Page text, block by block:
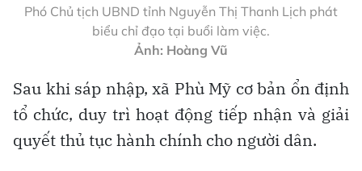
Phó Chủ tịch UBND tỉnh Nguyễn Thị Thanh Lịch phát
biểu chỉ đạo tại buổi làm việc.
Ảnh: Hoàng Vũ
Sau khi sáp nhập, xã Phù Mỹ cơ bản ổn định
tổ chức, duy trì hoạt động tiếp nhận và giải
quyết thủ tục hành chính cho người dân.